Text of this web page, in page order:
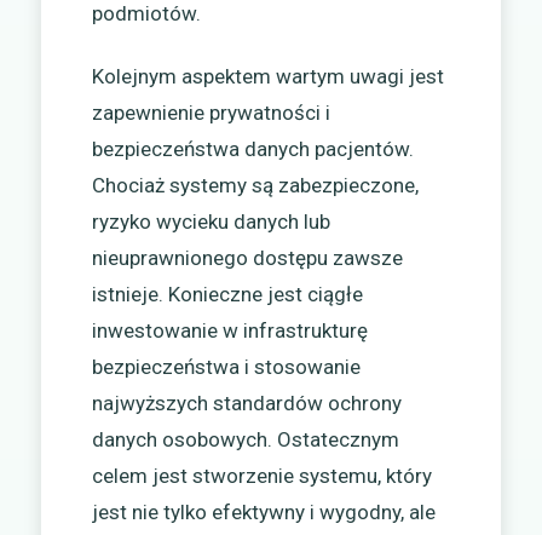
podmiotów.
Kolejnym aspektem wartym uwagi jest
zapewnienie prywatności i
bezpieczeństwa danych pacjentów.
Chociaż systemy są zabezpieczone,
ryzyko wycieku danych lub
nieuprawnionego dostępu zawsze
istnieje. Konieczne jest ciągłe
inwestowanie w infrastrukturę
bezpieczeństwa i stosowanie
najwyższych standardów ochrony
danych osobowych. Ostatecznym
celem jest stworzenie systemu, który
jest nie tylko efektywny i wygodny, ale